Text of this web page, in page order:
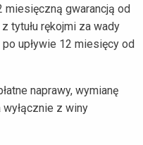
miesięczną gwarancją od
tytułu rękojmi za wady
upływie 12 miesięcy od
naprawy, wymianę
z winy